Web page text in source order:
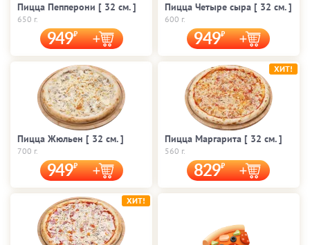
Пицца Пепперони [ 32 cм. ]
650 г.
949
Пицца Четыре сыра [ 32 cм. ]
600 г.
949
Пицца Жюльен [ 32 cм. ]
700 г.
949
Пицца Маргарита [ 32 cм. ]
560 г.
829
ХИТ!
ХИТ!